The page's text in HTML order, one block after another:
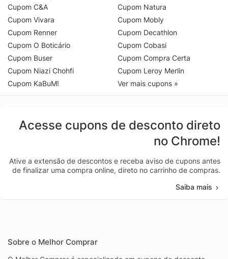
Cupom C&A
Cupom Vivara
Cupom Renner
Cupom O Boticário
Cupom Buser
Cupom Niazi Chohfi
Cupom KaBuM!
Cupom Natura
Cupom Mobly
Cupom Decathlon
Cupom Cobasi
Cupom Compra Certa
Cupom Leroy Merlin
Ver mais cupons »
Acesse cupons de desconto direto
no Chrome!
Ative a extensão de descontos e receba aviso de cupons antes
de finalizar uma compra online, direto no carrinho de compras.
Saiba mais
Sobre o Melhor Comprar